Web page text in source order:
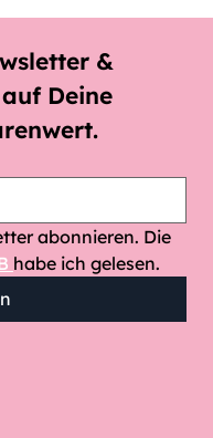
&
Deine
habe ich gelesen.